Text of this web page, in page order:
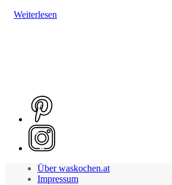
Weiterlesen
Über waskochen.at
Impressum